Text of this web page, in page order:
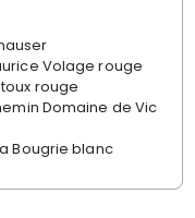
Volage rouge
rouge
Domaine de Vic
Bougrie blanc